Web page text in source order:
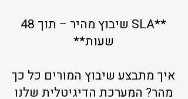
**SLA שיבוץ מהיר – תוך 48
שעות**
איך מתבצע שיבוץ המורים כל כך
מהר? המערכת הדיגיטלית שלנו